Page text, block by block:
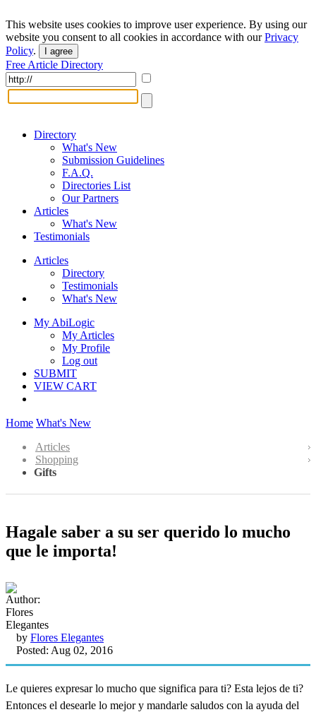
This website uses cookies to improve user experience. By using our
website you consent to all cookies in accordance with ourPrivacy
Policy. I agree
Free Article Directory
Directory
What's New
Submission Guidelines
F.A.Q.
Directories List
Our Partners
Articles
What's New
Testimonials
Articles
Directory
Testimonials
What's New
My AbiLogic
My Articles
My Profile
Log out
SUBMIT
VIEW CART
Home What's New
Articles
Shopping
Gifts
Hagale saber a su ser querido lo mucho
que le importa!
by Flores Elegantes
Posted: Aug 02, 2016
Le quieres expresar lo mucho que significa para ti? Esta lejos de ti?
Entonces el desearle lo mejor y mandarle saludos con la ayuda del